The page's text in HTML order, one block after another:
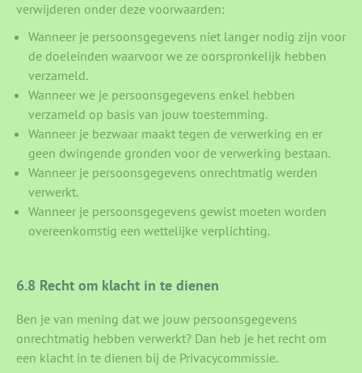
verwijderen onder deze voorwaarden:
Wanneer je persoonsgegevens niet langer nodig zijn voor
de doeleinden waarvoor we ze oorspronkelijk hebben
verzameld.
Wanneer we je persoonsgegevens enkel hebben
verzameld op basis van jouw toestemming.
Wanneer je bezwaar maakt tegen de verwerking en er
geen dwingende gronden voor de verwerking bestaan.
Wanneer je persoonsgegevens onrechtmatig werden
verwerkt.
Wanneer je persoonsgegevens gewist moeten worden
overeenkomstig een wettelijke verplichting.
6.8 Recht om klacht in te dienen
Ben je van mening dat we jouw persoonsgegevens
onrechtmatig hebben verwerkt? Dan heb je het recht om
een klacht in te dienen bij de Privacycommissie.